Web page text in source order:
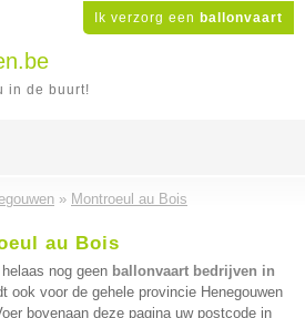
Ik verzorg een ballonvaart
in de buurt!
» Montroeul au Bois
au Bois
nog geen ballonvaart bedrijven in
ook voor de gehele provincie Henegouwen
bovenaan deze pagina uw postcode in